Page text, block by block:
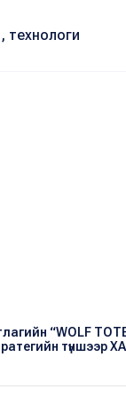
технологи
“WOLF
түншээр